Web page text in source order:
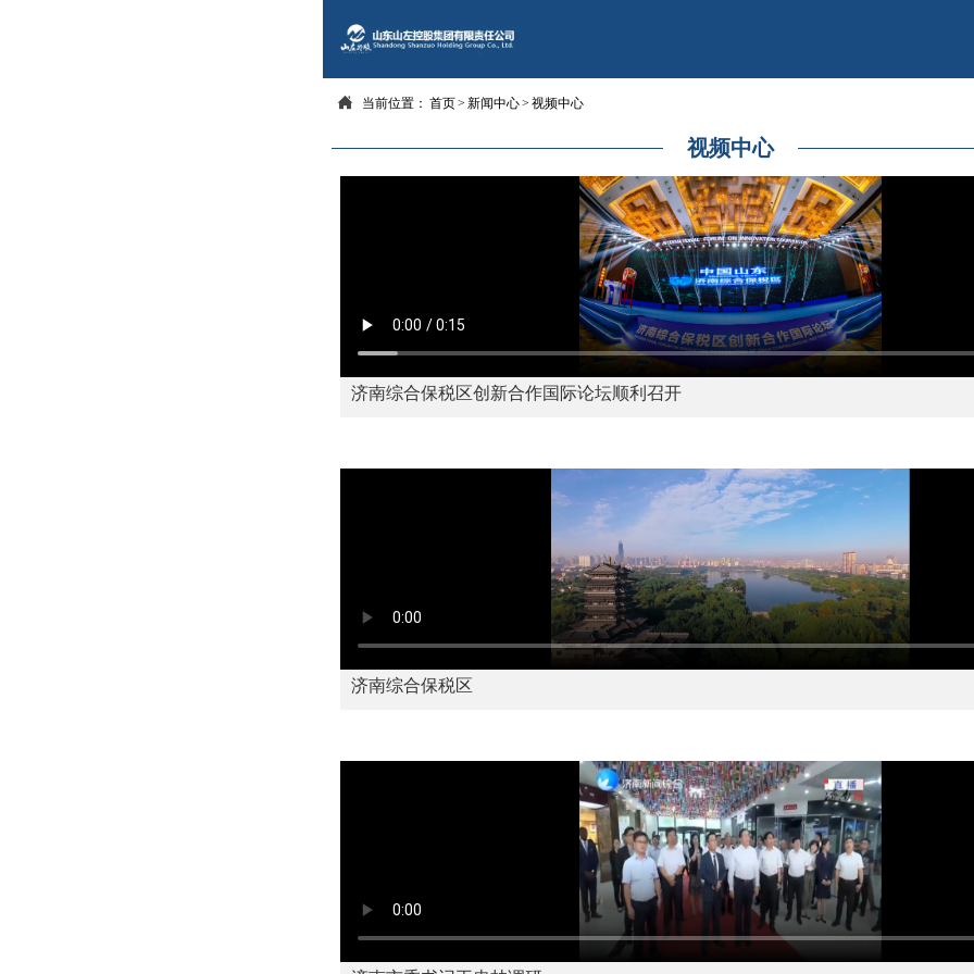
 当前位置： 首页> 新闻中心> 视频中心
视频中心
济南综合保税区创新合作国际论坛顺利召开
济南综合保税区